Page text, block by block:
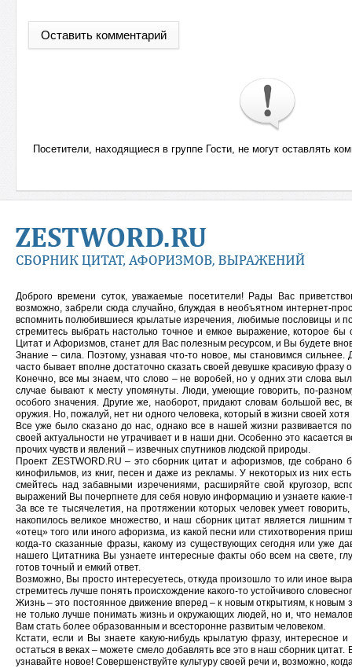
Оставить комментарий
Посетители, находящиеся в группе Гости, не могут оставлять
Доброго времени суток, уважаемые посетители! Рады Вас
возможно, забрели сюда случайно, блуждая в необъятном интернет-
вспомнить полюбившиеся крылатые изречения, любимые пословицы и
стремитесь выбрать настолько точное и емкое выражение, которое
Цитат и Афоризмов, станет для Вас полезным ресурсом, и Вы будете
Знание – сила. Поэтому, узнавая что-то новое, мы становимся
часто бывает вполне достаточно сказать своей девушке красивую
Конечно, все мы знаем, что слово – не воробей, но у одних эти слова
случае бывают к месту упомянуты. Люди, умеющие говорить, по-
особого значения. Другие же, наоборот, придают словам большой вес,
оружия. Но, пожалуй, нет ни одного человека, который в жизни своей
Все уже было сказано до нас, однако все в нашей жизни развивается
своей актуальности не утрачивает и в наши дни. Особенно это
прочих чувств и явлений – извечных спутников людской природы.
Проект ZESTWORD.RU – это сборник цитат и афоризмов, где
кинофильмов, из книг, песен и даже из рекламы. У некоторых из них
смейтесь над забавными изречениями, расширяйте свой кругозор,
выражений Вы почерпнете для себя новую информацию и узнаете
За все те тысячелетия, на протяжении которых человек умеет
накопилось великое множество, и наш сборник цитат является
«отец» того или иного афоризма, из какой песни или стихотворения
когда-то сказанные фразы, какому из существующих сегодня или уже
нашего Цитатника Вы узнаете интересные факты обо всем на свете,
готов точный и емкий ответ.
Возможно, Вы просто интересуетесь, откуда произошло то или иное
стремитесь лучше понять происхождение какого-то устойчивого
Жизнь – это постоянное движение вперед – к новым открытиям, к новым
не только лучше понимать жизнь и окружающих людей, но и, что
Вам стать более образованным и всесторонне развитым человеком.
Кстати, если и Вы знаете какую-нибудь крылатую фразу, интересное
остаться в веках – можете смело добавлять все это в наш сборник
узнавайте новое! Совершенствуйте культуру своей речи и, возможно,